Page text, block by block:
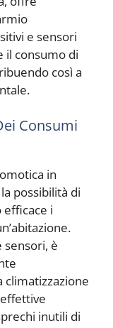
e sensori
il consumo di
così a
Consumi
in
possibilità di
i
sensori, è
climatizzazione
inutili di